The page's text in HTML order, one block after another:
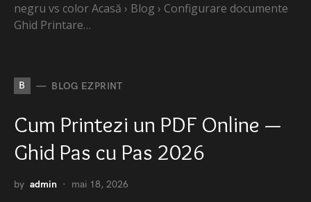
negru vs color Acasă › Blog › Configurare documente
Ghid Printare…
B BLOG EZPRINT
Cum Printezi un PDF Online —
Ghid Pas cu Pas 2026
by admin mai 18, 2026